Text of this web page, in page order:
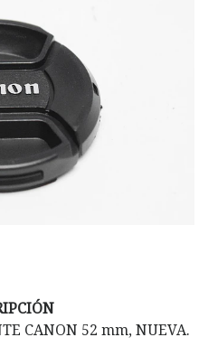
CANON 52 mm, NUEVA.